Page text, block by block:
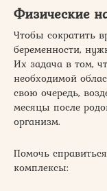
Физические
Чтобы сократить
беременности,
Их задача в том,
необходимой
свою очередь,
месяцы после
организм.
Помочь
комплексы: